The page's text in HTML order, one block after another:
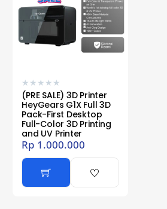
★ ★ ★ ★ ★
(PRE SALE) 3D Printer
HeyGears G1X Full 3D
Pack-First Desktop
Full-Color 3D Printing
and UV Printer
Rp 1.000.000